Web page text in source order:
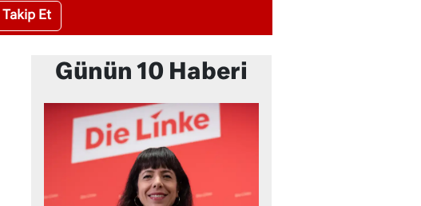
Takip Et
Günün 10 Haberi